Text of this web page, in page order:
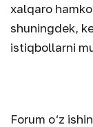
xalqaro
shuningdek,
istiqbollarni
Forum o‘z